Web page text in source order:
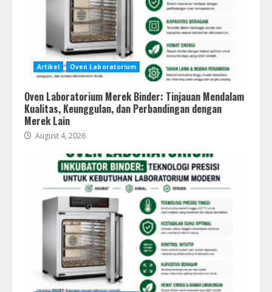
Artikel Oven Laboratorium
Oven Laboratorium Merek Binder: Tinjauan Mendalam
Kualitas, Keunggulan, dan Perbandingan dengan
Merek Lain
August 4, 2026